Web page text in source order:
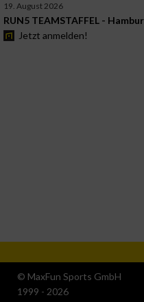
19. August 2026
RUN5 TEAMSTAFFEL -
Jetzt anmelden!
© MaxFun Sports GmbH
1999 - 2026